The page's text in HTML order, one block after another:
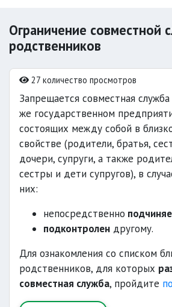
Ограничение совместной
родственников
27 количество просмотров
Запрещается совместная
же государственном
состоящих между собой в
свойстве (родители, братья,
дочери, супруги, а также
сестры и дети супругов), в
них:
непосредственно
подконтролен другому.
Для ознакомления со списком
родственников, для которых
совместная служба, пройдите